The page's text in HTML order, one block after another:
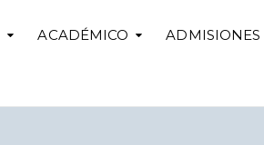
ACADÉMICO ADMISIONES